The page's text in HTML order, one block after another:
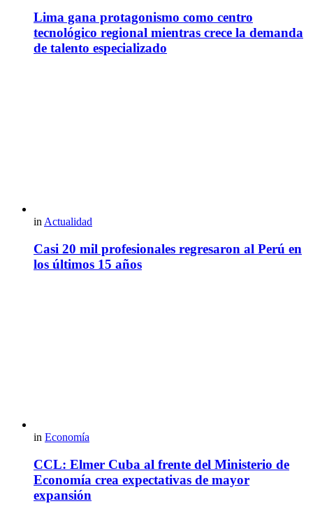
Lima gana protagonismo como centro
tecnológico regional mientras crece la demanda
de talento especializado
in Actualidad
Casi 20 mil profesionales regresaron al Perú en
los últimos 15 años
in Economía
CCL: Elmer Cuba al frente del Ministerio de
Economía crea expectativas de mayor
expansión